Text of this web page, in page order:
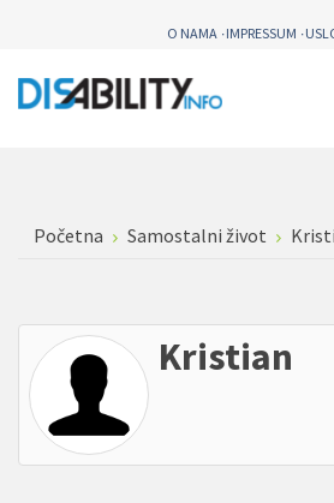
O NAMA IMPRESSUM
Početna Samostalni život
Kristian